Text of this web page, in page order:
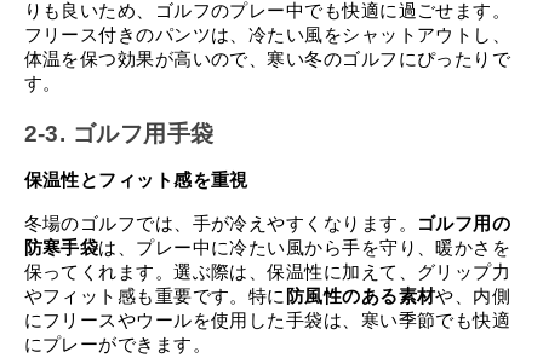
りも良いため、ゴルフのプレー中でも快適に過ごせます。
フリース付きのパンツは、冷たい風をシャットアウトし、
体温を保つ効果が高いので、寒い冬のゴルフにぴったりで
す。
2-3. ゴルフ用手袋
保温性とフィット感を重視
冬場のゴルフでは、手が冷えやすくなります。
ゴルフ用の
防寒手袋は、プレー中に冷たい風から手を守り、暖かさを
保ってくれます。選ぶ際は、保温性に加えて、グリップ力
やフィット感も重要です。特に 防風性のある素材や、内側
にフリースやウールを使用した手袋は、寒い季節でも快適
にプレーができます。